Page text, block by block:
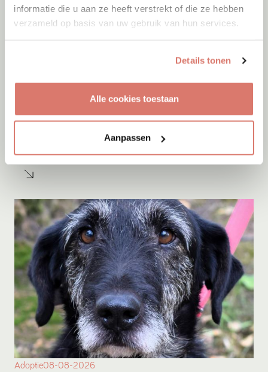
informatie die u aan ze heeft verstrekt of die ze hebben
verzameld op basis van uw gebruik van hun services.
Details tonen
Alle cookies toestaan
Aanpassen
Adoptie08-08-2026
Emmeloord
Adoptie08-08-2026